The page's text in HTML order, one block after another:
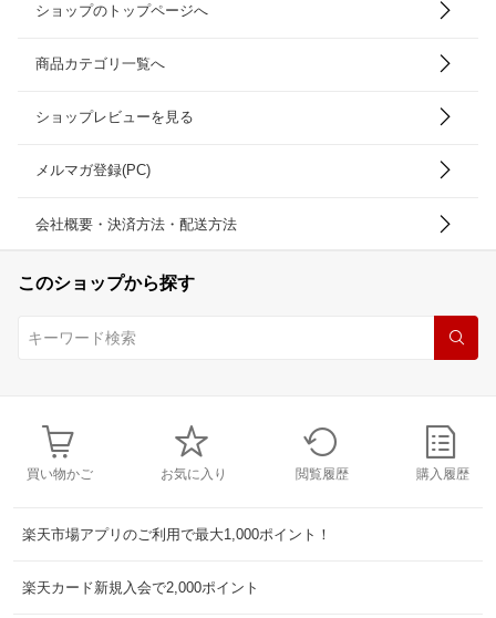
ショップのトップページへ
商品カテゴリ一覧へ
ショップレビューを見る
メルマガ登録(PC)
会社概要・決済方法・配送方法
このショップから探す
買い物かご お気に入り 閲覧履歴 購入履歴
楽天市場アプリのご利用で最大1,000ポイント！
楽天カード新規入会で2,000ポイント